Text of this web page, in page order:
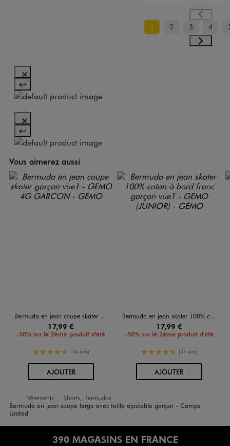
1 2 3 4
Vous aimerez aussi
Bermuda en jean coupe skater garçon
17,99 €
-50% sur le 2ème produit d'été
4.5/5 de moyenne
(16 avis)
AJOUTERAU PANIER
Bermuda en jean skater 100% coton à bord franc garçon
17,99 €
-50% sur le 2ème produit d'été
4.5/5 de moyenne
(31 avis)
AJOUTERAU PANIER
Accueil
Garçon
Vêtements
Shorts, Bermudas
Bermuda en jean coupe large avec taille ajustable garçon - Camps
United
390 MAGASINS EN FRANCE